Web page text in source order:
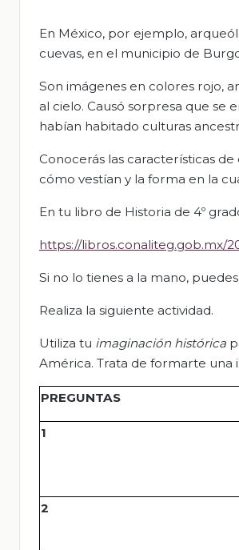
En México, por ejemplo,
cuevas, en el municipio de
Son imágenes en colores rojo,
al cielo. Causó sorpresa que se
habían habitado culturas
Conocerás las características
cómo vestían y la forma en la
En tu libro de Historia de 4º
https://libros.conaliteg.gob.mx/
Si no lo tienes a la mano,
Realiza la siguiente actividad.
Utiliza tu imaginación histórica
América. Trata de formarte una
PREGUNTAS
1
2